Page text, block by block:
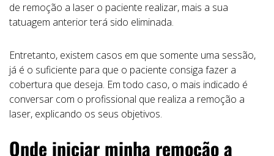
de remoção a laser o paciente realizar, mais a sua
tatuagem anterior terá sido eliminada.
Entretanto, existem casos em que somente uma sessão,
já é o suficiente para que o paciente consiga fazer a
cobertura que deseja. Em todo caso, o mais indicado é
conversar com o profissional que realiza a remoção a
laser, explicando os seus objetivos.
Onde iniciar minha remoção a